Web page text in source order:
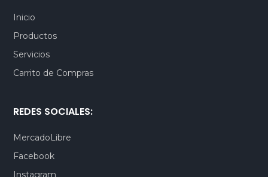
Inicio
Productos
Servicios
Carrito de Compras
REDES SOCIALES:
MercadoLibre
Facebook
Instagram